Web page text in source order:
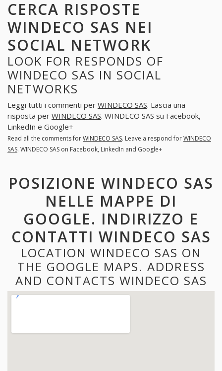
CERCA RISPOSTE
WINDECO SAS NEI
SOCIAL NETWORK
LOOK FOR RESPONDS OF
WINDECO SAS IN SOCIAL
NETWORKS
Leggi tutti i commenti per WINDECO SAS. Lascia una
risposta per WINDECO SAS. WINDECO SAS su Facebook,
LinkedIn e Google+
Read all the comments forWINDECO SAS. Leave a respond forWINDECO
SAS. WINDECO SAS on Facebook, LinkedIn and Google+
POSIZIONE WINDECO SAS
NELLE MAPPE DI
GOOGLE. INDIRIZZO E
CONTATTI WINDECO SAS
LOCATION WINDECO SAS ON
THE GOOGLE MAPS. ADDRESS
AND CONTACTS WINDECO SAS